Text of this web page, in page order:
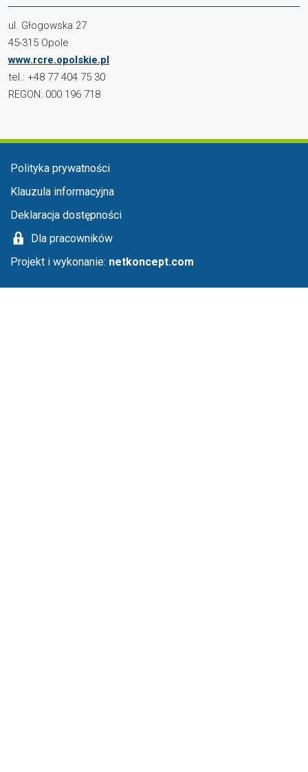
ul. Głogowska 27
45-315 Opole
www.rcre.opolskie.pl
tel.: +48 77 404 75 30
REGON: 000 196 718
Menu stopka
Polityka prywatności
Klauzula informacyjna
Deklaracja dostępności
Dla pracowników
Projekt i wykonanie: netkoncept.com